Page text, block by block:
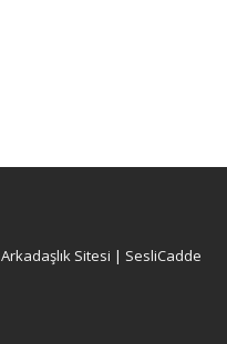
Arkadaşlık Sitesi | SesliCadde